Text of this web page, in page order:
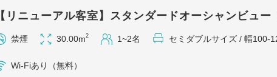
おもてなし
【リニューアル客室】スタンダードオーシャンビュー
禁煙 30.00m2 1~2名 セミダブルサイズ / 幅100-
Wi-Fiあり（無料）